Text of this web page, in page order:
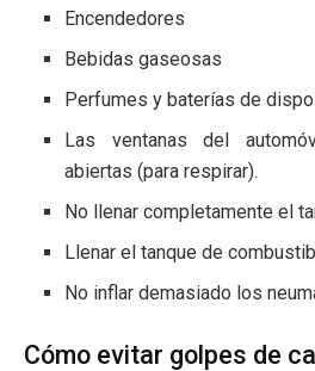
Encendedores
Bebidas gaseosas
Perfumes y baterías de
Las ventanas del
abiertas (para respirar).
No llenar completamente el
Llenar el tanque de
No inflar demasiado los
Cómo evitar golpes de